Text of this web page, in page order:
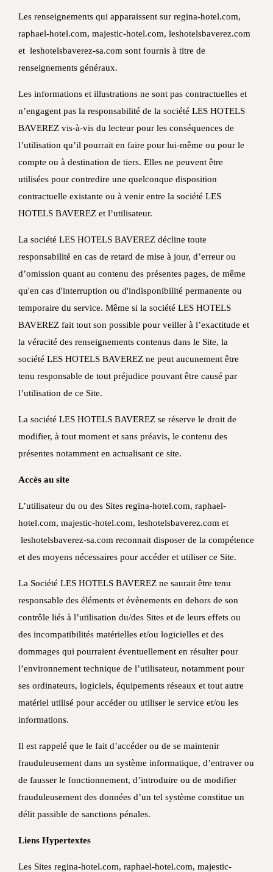
Les renseignements qui apparaissent sur regina-hotel.com,
raphael-hotel.com, majestic-hotel.com, leshotelsbaverez.com
et leshotelsbaverez-sa.com sont fournis à titre de
renseignements généraux.
Les informations et illustrations ne sont pas contractuelles et
n’engagent pas la responsabilité de la société LES HOTELS
BAVEREZ vis-à-vis du lecteur pour les conséquences de
l’utilisation qu’il pourrait en faire pour lui-même ou pour le
compte ou à destination de tiers. Elles ne peuvent être
utilisées pour contredire une quelconque disposition
contractuelle existante ou à venir entre la société LES
HOTELS BAVEREZ et l’utilisateur.
La société LES HOTELS BAVEREZ décline toute
responsabilité en cas de retard de mise à jour, d’erreur ou
d’omission quant au contenu des présentes pages, de même
qu'en cas d'interruption ou d'indisponibilité permanente ou
temporaire du service. Même si la société LES HOTELS
BAVEREZ fait tout son possible pour veiller à l’exactitude et
la véracité des renseignements contenus dans le Site, la
société LES HOTELS BAVEREZ ne peut aucunement être
tenu responsable de tout préjudice pouvant être causé par
l’utilisation de ce Site.
La société LES HOTELS BAVEREZ se réserve le droit de
modifier, à tout moment et sans préavis, le contenu des
présentes notamment en actualisant ce site.
Accès au site
L’utilisateur du ou des Sites regina-hotel.com, raphael-
hotel.com, majestic-hotel.com, leshotelsbaverez.com et
leshotelsbaverez-sa.com reconnait disposer de la compétence
et des moyens nécessaires pour accéder et utiliser ce Site.
La Société LES HOTELS BAVEREZ ne saurait être tenu
responsable des éléments et évènements en dehors de son
contrôle liés à l’utilisation du/des Sites et de leurs effets ou
des incompatibilités matérielles et/ou logicielles et des
dommages qui pourraient éventuellement en résulter pour
l’environnement technique de l’utilisateur, notamment pour
ses ordinateurs, logiciels, équipements réseaux et tout autre
matériel utilisé pour accéder ou utiliser le service et/ou les
informations.
Il est rappelé que le fait d’accéder ou de se maintenir
frauduleusement dans un système informatique, d’entraver ou
de fausser le fonctionnement, d’introduire ou de modifier
frauduleusement des données d’un tel système constitue un
délit passible de sanctions pénales.
Liens Hypertextes
Les Sites regina-hotel.com, raphael-hotel.com, majestic-